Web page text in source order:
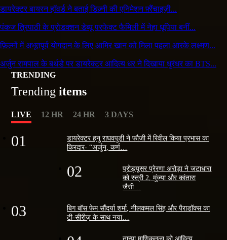
डायरेक्टर बायरन हॉवर्ड ने बताई डिज़्नी की एनिमेशन फ़्रैंचाइज़ी...
पंकज त्रिपाठी के प्रोडक्शन डेब्यू परफेक्ट फैमिली में नेहा धूपिया बनीं...
फ़िल्मों में अभूतपूर्व योगदान के लिए आमिर खान को मिला पहला आरके लक्ष्मण...
अर्जुन रामपाल के बर्थडे पर डायरेक्टर आदित्य धर ने दिखाया धुरंधर का BTS...
TRENDING
Trendingitems
LIVE 12 HR 24 HR 3 DAYS
01
डायरेक्टर हनु राघवपुडी ने फौजी में रिवील किया प्रभास का
किरदार- “अर्जुन, कर्ण…
02
प्रोड्यूसर प्रेरणा अरोड़ा ने जटाधारा
को स्त्री 2, मुंज्या और कांतारा
जैसी…
03
बिग बॉस फेम सौंदर्या शर्मा, नीलकमल सिंह और पैराडॉक्स का
टी-सीरीज़ के साथ नया…